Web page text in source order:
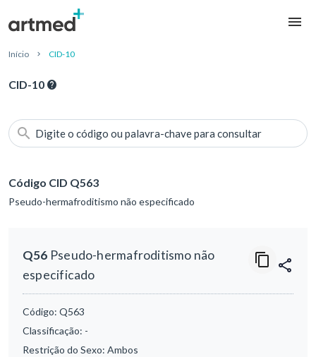
Início CID-10
CID-10
Digite o código ou palavra-chave para consultar
Código CID Q563
Pseudo-hermafroditismo não especificado
Q56 Pseudo-hermafroditismo não
especificado
Código: Q563
Classificação: -
Restrição do Sexo: Ambos